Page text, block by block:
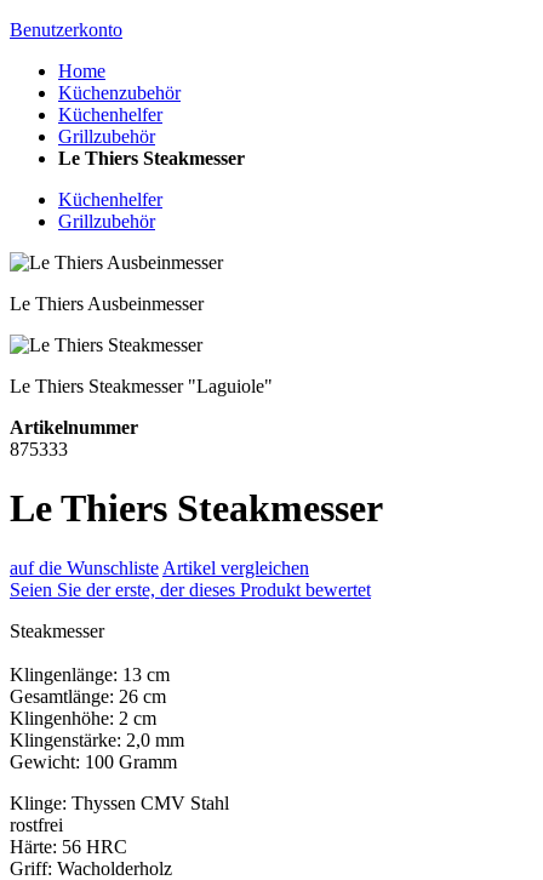
Benutzerkonto
Home
Küchenzubehör
Küchenhelfer
Grillzubehör
Le Thiers Steakmesser
Küchenhelfer
Grillzubehör
Le Thiers Ausbeinmesser
Le Thiers Steakmesser "Laguiole"
Artikelnummer
875333
Le Thiers Steakmesser
auf die Wunschliste Artikel vergleichen
Seien Sie der erste, der dieses Produkt bewertet
Steakmesser
Klingenlänge: 13 cm
Gesamtlänge: 26 cm
Klingenhöhe: 2 cm
Klingenstärke: 2,0 mm
Gewicht: 100 Gramm
Klinge: Thyssen CMV Stahl
rostfrei
Härte: 56 HRC
Griff: Wacholderholz